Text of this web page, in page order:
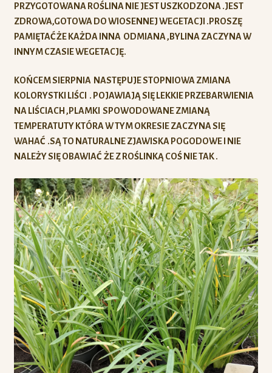
PRZYGOTOWANA ROŚLINA NIE JEST USZKODZONA .JEST
ZDROWA,GOTOWA DO WIOSENNEJ WEGETACJI .PROSZĘ
PAMIĘTAĆ ŻE KAŻDA INNA ODMIANA ,BYLINA ZACZYNA W
INNYM CZASIE WEGETACJĘ.
KOŃCEM SIERPNIA NASTĘPUJE STOPNIOWA ZMIANA
KOLORYSTKI LIŚCI . POJAWIAJĄ SIĘ LEKKIE PRZEBARWIENIA
NA LIŚCIACH ,PLAMKI SPOWODOWANE ZMIANĄ
TEMPERATUTY KTÓRA W TYM OKRESIE ZACZYNA SIĘ
WAHAĆ .SĄ TO NATURALNE ZJAWISKA POGODOWE I NIE
NALEŻY SIĘ OBAWIAĆ ŻE Z ROŚLINKĄ COŚ NIE TAK .